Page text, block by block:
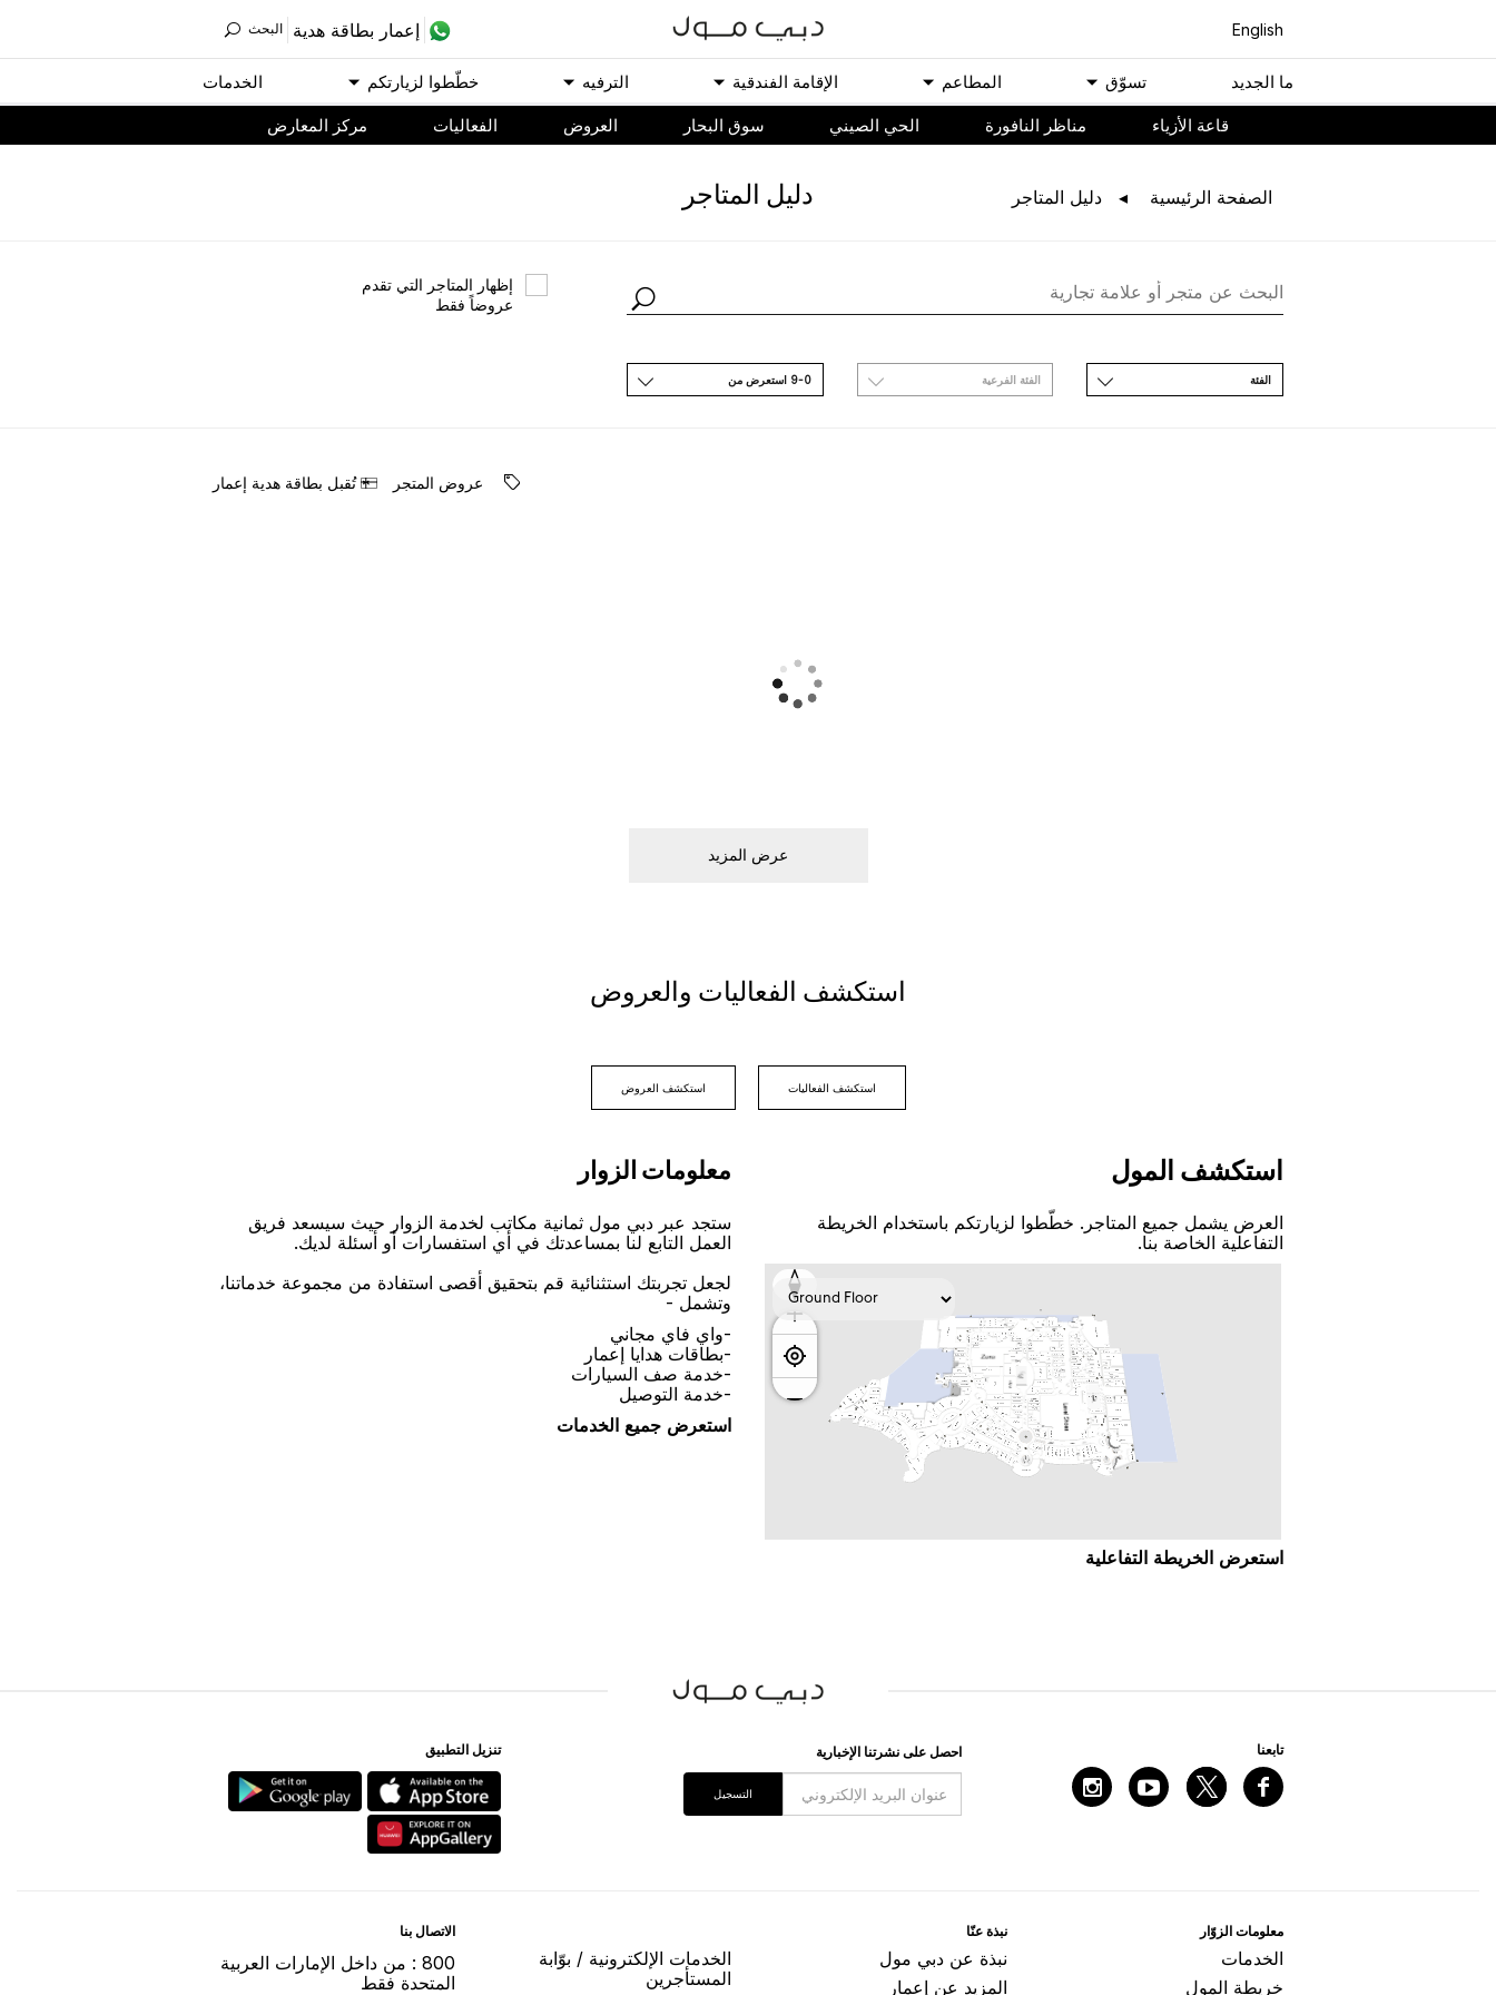
English ﺇﻋﻤﺎﺭ ﺑﻄﺎﻗﺔ ﻫﺪﻳﺔ اﻟﺒﺤﺚ
ﻣﺎ اﻟﺠﺪﻳﺪ ﺗﺴﻮّﻕ اﻟﻤﻄﺎﻋﻢ اﻹﻗﺎﻣﺔ اﻟﻔﻨﺪﻗﻴﺔ اﻟﺘﺮﻓﻴﻪ ﺧﻄّﻄﻮا ﻟﺰﻳﺎﺭﺗﻜﻢ اﻟﺨﺪﻣﺎﺕ
ﻗﺎﻋﺔ اﻷﺯﻳﺎء مناظر النافورة الحي الصيني سوق البحار اﻟﻌﺮﻭﺽ اﻟﻔﻌﺎﻟﻴﺎﺕ مركز المعارض
اﻟﺼﻔﺤﺔ اﻟﺮﺋﻴﺴﻴﺔ ﺩﻟﻴﻞ اﻟﻤﺘﺎﺟﺮ ﺩﻟﻴﻞ اﻟﻤﺘﺎﺟﺮ
ﺇﻇﻬﺎﺭ اﻟﻤﺘﺎﺟﺮ اﻟﺘﻲ ﺗﻘﺪﻡ
ﻋﺮﻭﺿﺎً ﻓﻘﻂ
اﻟﻔﺌﺔ اﻟﻔﺌﺔ اﻟﻔﺮﻋﻴﺔ 9-0 اﺳﺘﻌﺮﺽ ﻣﻦ
ﻋﺮﻭﺽ اﻟﻤﺘﺠﺮ ﺗُﻘﺒﻞ ﺑﻄﺎﻗﺔ ﻫﺪﻳﺔ ﺇﻋﻤﺎﺭ
ﻋﺮﺽ اﻟﻤﺰﻳﺪ
اﺳﺘﻜﺸﻒ اﻟﻔﻌﺎﻟﻴﺎﺕ ﻭاﻟﻌﺮﻭﺽ
اﺳﺘﻜﺸﻒ اﻟﻔﻌﺎﻟﻴﺎﺕ اﺳﺘﻜﺸﻒ اﻟﻌﺮﻭﺽ
اﺳﺘﻜﺸﻒ اﻟﻤﻮﻝ
اﻟﻌﺮﺽ ﻳﺸﻤﻞ ﺟﻤﻴﻊ اﻟﻤﺘﺎﺟﺮ. ﺧﻄّﻄﻮا ﻟﺰﻳﺎﺭﺗﻜﻢ ﺑﺎﺳﺘﺨﺪاﻡ اﻟﺨﺮﻳﻄﺔ
اﻟﺘﻔﺎﻋﻠﻴﺔ اﻟﺨﺎﺻﺔ ﺑﻨﺎ.
اﺳﺘﻌﺮﺽ اﻟﺨﺮﻳﻄﺔ اﻟﺘﻔﺎﻋﻠﻴﺔ
ﻣﻌﻠﻮﻣﺎﺕ اﻟﺰﻭاﺭ
ﺳﺘﺠﺪ ﻋﺒﺮ ﺩﺑﻲ ﻣﻮﻝ ﺛﻤﺎﻧﻴﺔ ﻣﻜﺎﺗﺐ ﻟﺨﺪﻣﺔ اﻟﺰﻭاﺭ ﺣﻴﺚ ﺳﻴﺴﻌﺪ ﻓﺮﻳﻖ
اﻟﻌﻤﻞ اﻟﺘﺎﺑﻊ ﻟﻨﺎ ﺑﻤﺴﺎﻋﺪﺗﻚ ﻓﻲ ﺃﻱ اﺳﺘﻔﺴﺎﺭاﺕ ﺃﻭ ﺃﺳﺌﻠﺔ ﻟﺪﻳﻚ.
ﻟﺠﻌﻞ ﺗﺠﺮﺑﺘﻚ اﺳﺘﺜﻨﺎﺋﻴﺔ ﻗﻢ ﺑﺘﺤﻘﻴﻖ ﺃﻗﺼﻰ اﺳﺘﻔﺎﺩﺓ ﻣﻦ ﻣﺠﻤﻮﻋﺔ ﺧﺪﻣﺎﺗﻨﺎ،
ﻭﺗﺸﻤﻞ -
-ﻭاﻱ ﻓﺎﻱ ﻣﺠﺎﻧﻲ
-ﺑﻄﺎﻗﺎﺕ ﻫﺪاﻳﺎ ﺇﻋﻤﺎﺭ
-ﺧﺪﻣﺔ ﺻﻒ اﻟﺴﻴﺎﺭاﺕ
-ﺧﺪﻣﺔ اﻟﺘﻮﺻﻴﻞ
اﺳﺘﻌﺮﺽ ﺟﻤﻴﻊ اﻟﺨﺪﻣﺎﺕ
ﺗﺎﺑﻌﻨﺎ اﺣﺼﻞ ﻋﻠﻰ ﻧﺸﺮﺗﻨﺎ اﻹﺧﺒﺎﺭﻳﺔ
اﻟﺘﺴﺠﻴﻞ
ﺗﻨﺰﻳﻞ اﻟﺘﻄﺒﻴﻖ
ﻣﻌﻠﻮﻣﺎﺕ اﻟﺰﻭّاﺭ
اﻟﺨﺪﻣﺎﺕ
ﺧﺮﻳﻄﺔ اﻟﻤﻮﻝ
ﻧﺒﺬﺓ ﻋﻨّﺎ
ﻧﺒﺬﺓ ﻋﻦ ﺩﺑﻲ ﻣﻮﻝ
المزيد عن إعمار
اﻟﺨﺪﻣﺎﺕ اﻹﻟﻜﺘﺮﻭﻧﻴﺔ / ﺑﻮّاﺑﺔ
اﻟﻤﺴﺘﺄﺟﺮﻳﻦ
اﻻﺗﺼﺎﻝ ﺑﻨﺎ
800 : ﻣﻦ ﺩاﺧﻞ اﻹﻣﺎﺭاﺕ اﻟﻌﺮﺑﻴﺔ
اﻟﻤﺘﺤﺪﺓ ﻓﻘﻂ